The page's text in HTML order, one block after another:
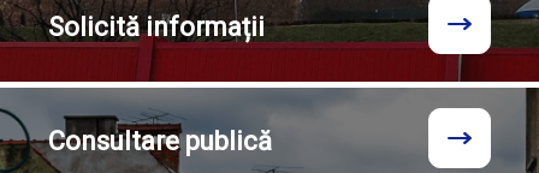
Solicităinformații
Consultarepublică